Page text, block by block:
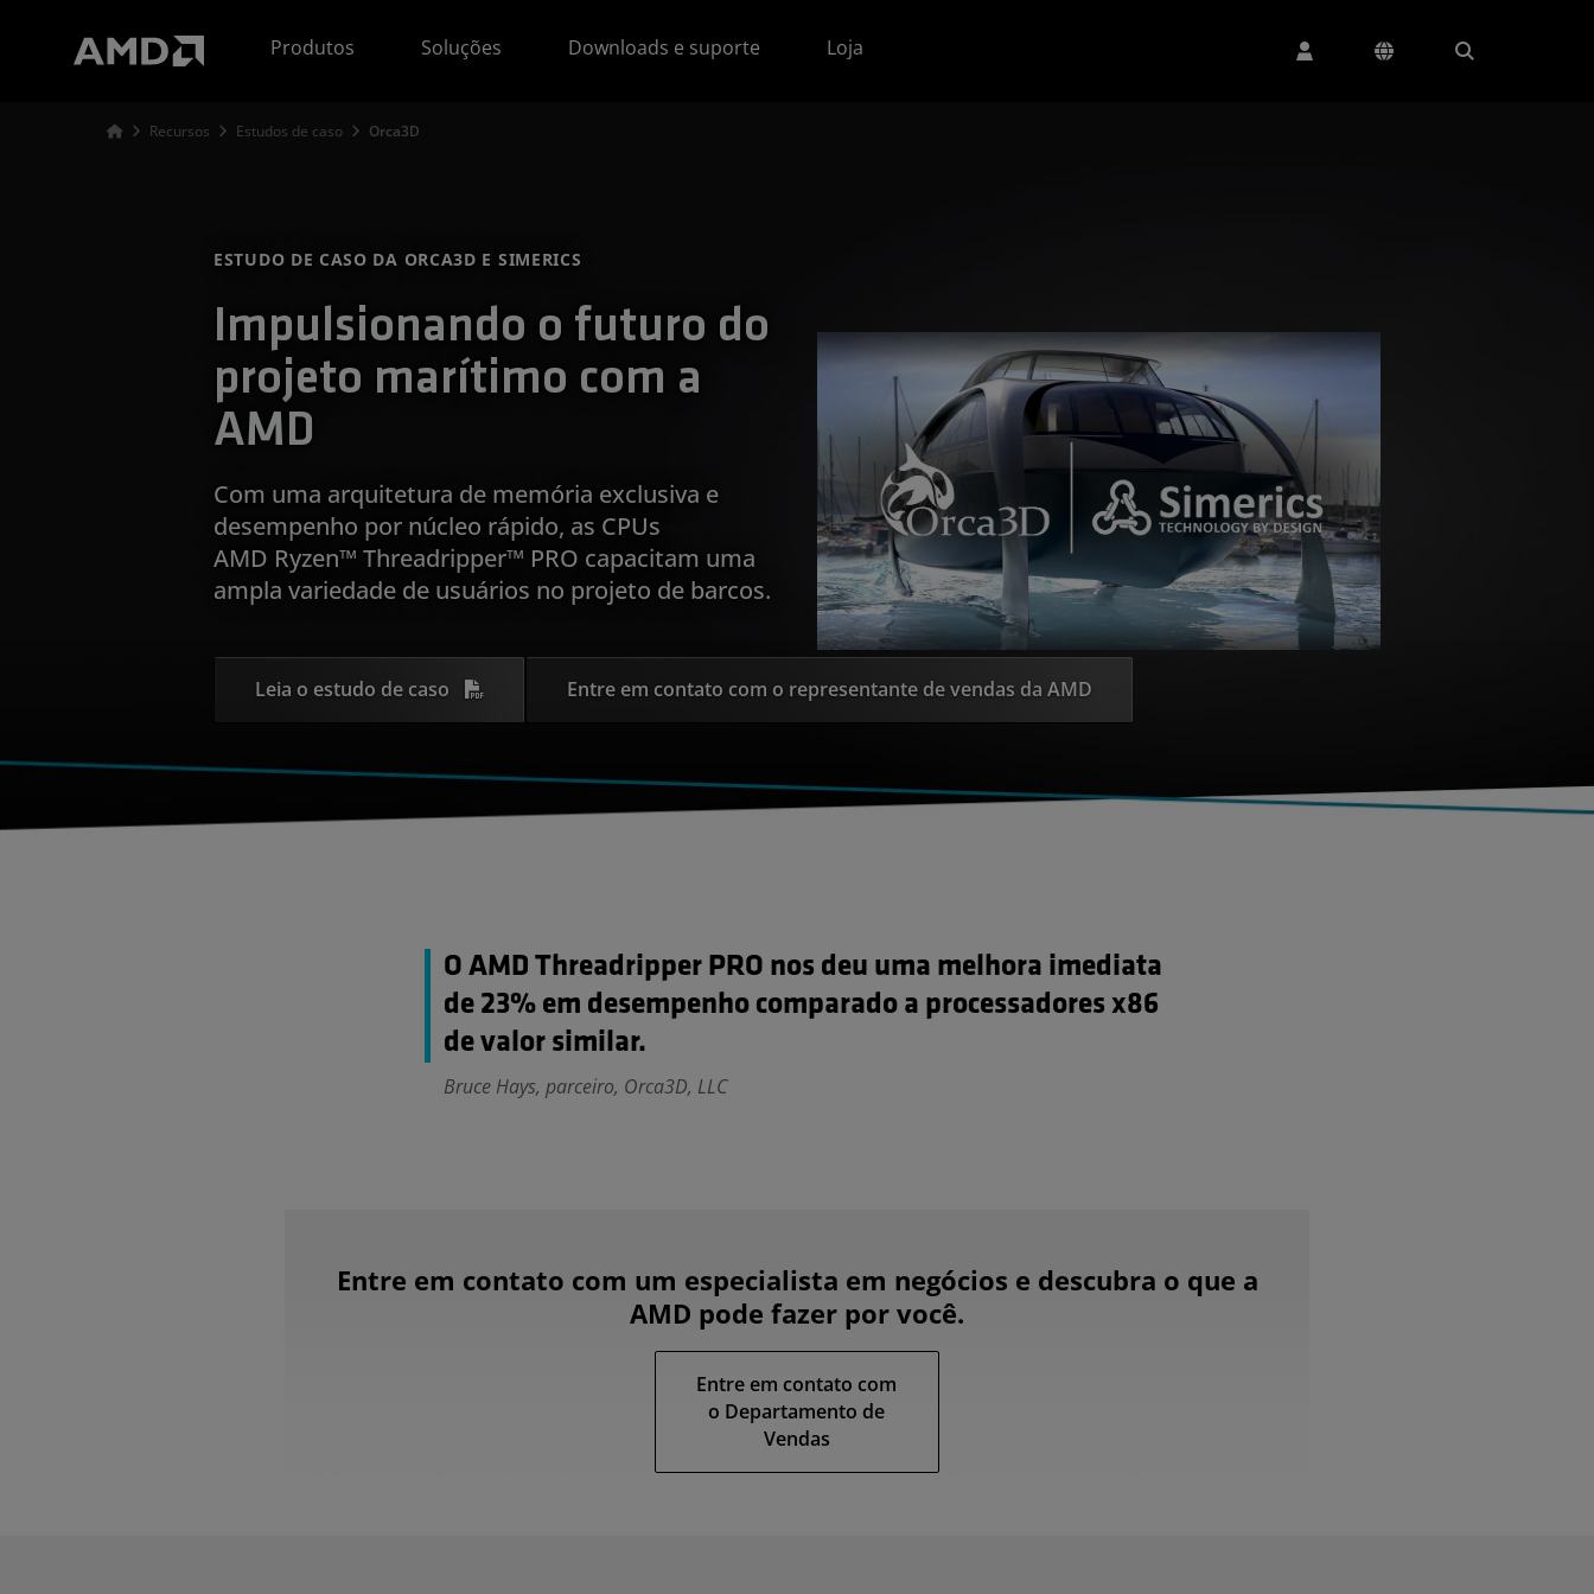
Produtos
Soluções Downloads e suporte Loja
Recursos Estudos de caso Orca3D
ESTUDO DE CASO DA ORCA3D E SIMERICS
Impulsionando o futuro do
projeto marítimo com a
AMD
Com uma arquitetura de memória exclusiva e
desempenho por núcleo rápido, as CPUs
AMD Ryzen™ Threadripper™ PRO capacitam uma
ampla variedade de usuários no projeto de barcos.
Leia o estudo de caso Entre em contato com o representante de vendas da AMD
O AMD Threadripper PRO nos deu uma melhora imediata
de 23% em desempenho comparado a processadores x86
de valor similar.
Bruce Hays, parceiro, Orca3D, LLC
Entre em contato com um especialista em negócios e descubra o que a
AMD pode fazer por você.
Entre em contato com
o Departamento de
Vendas